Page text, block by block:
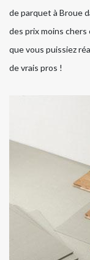
de parquet à Broue
des prix moins
que vous puissiez
de vrais pros !